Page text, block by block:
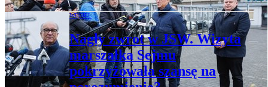
WĘGIEL
Nagły zwrot w JSW. Wizyta
marszałka Sejmu
pokrzyżowała szansę na